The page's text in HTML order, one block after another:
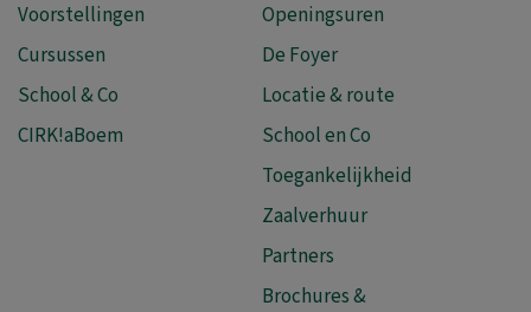
Voorstellingen
Cursussen
School & Co
CIRK!aBoem
Openingsuren
De Foyer
Locatie & route
School en Co
Toegankelijkheid
Zaalverhuur
Partners
Brochures &